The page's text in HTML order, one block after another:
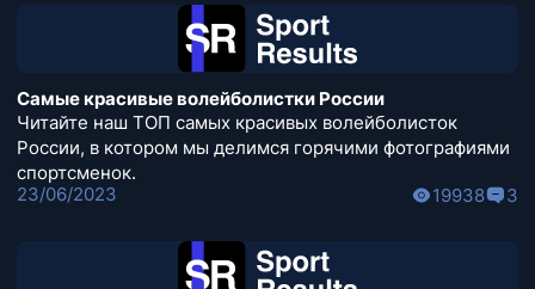
Самые красивые волейболистки России
Читайте наш ТОП самых красивых волейболисток
России, в котором мы делимся горячими фотографиями
спортсменок.
23/06/2023
19938 3